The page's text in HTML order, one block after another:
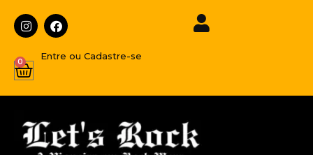
Entre ou Cadastre-se
0